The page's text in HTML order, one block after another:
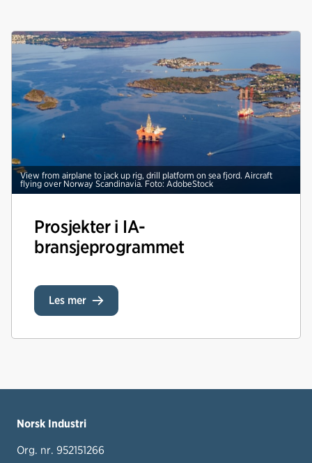
View from airplane to jack up rig, drill platform on sea fjord. Aircraft
flying over Norway Scandinavia. Foto: AdobeStock
Prosjekter i IA-
bransjeprogrammet
Les mer
Norsk Industri
Org. nr. 952151266